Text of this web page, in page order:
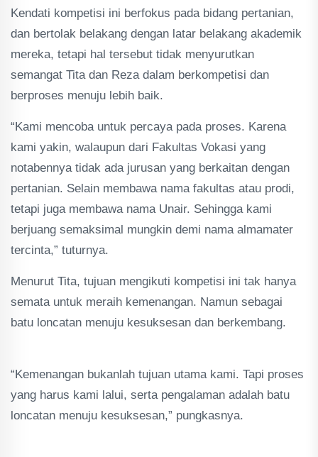
Kendati kompetisi ini berfokus pada bidang pertanian,
dan bertolak belakang dengan latar belakang akademik
mereka, tetapi hal tersebut tidak menyurutkan
semangat Tita dan Reza dalam berkompetisi dan
berproses menuju lebih baik.
“Kami mencoba untuk percaya pada proses. Karena
kami yakin, walaupun dari Fakultas Vokasi yang
notabennya tidak ada jurusan yang berkaitan dengan
pertanian. Selain membawa nama fakultas atau prodi,
tetapi juga membawa nama Unair. Sehingga kami
berjuang semaksimal mungkin demi nama almamater
tercinta,” tuturnya.
Menurut Tita, tujuan mengikuti kompetisi ini tak hanya
semata untuk meraih kemenangan. Namun sebagai
batu loncatan menuju kesuksesan dan berkembang.
“Kemenangan bukanlah tujuan utama kami. Tapi proses
yang harus kami lalui, serta pengalaman adalah batu
loncatan menuju kesuksesan,” pungkasnya.